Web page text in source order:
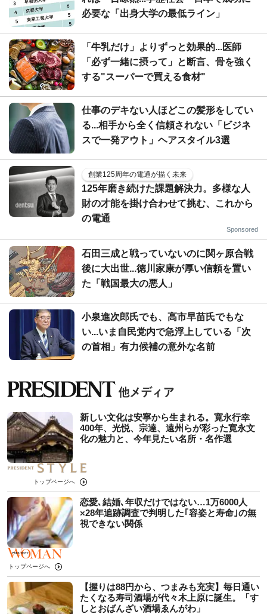
必要な「出身大学の最低ライン」
「牛乳だけ」よりずっと効果的...医師
「必ず一緒に摂って」と断言、骨を強く
する"スーパーで買える食材"
仕事のデキない人ほどこの髪形をしてい
る...相手から全く信頼されない「ビジネ
スで一発アウト」ヘアスタイル3選
創業125周年の電通が描く未来
125年磨き続けた課題解決力。多様な人
財の才能を掛け合わせて挑む、これから
の電通
Sponsored
石田三成と戦っていないのに関ヶ原合戦
後に大出世...徳川家康が厚い信頼を置い
た「戦国最大の悪人」
小泉進次郎氏でも、高市早苗氏でもな
い...いま自民党内で急浮上している「次
の首相」有力候補の意外な名前
新しい文化は安寧から生まれる。寛永行幸
400年、光悦、宗達、遠州らが彩った寛永文
化の魅力と、今年見たい名所・名作選
トップページへ
恋愛､結婚､年収だけではない…1万6000人
×28年追跡調査で判明した｢容姿と寿命｣の無
視できない関係
トップページへ
【握りは88円から、つまみも充実】毎日通い
たくなる寿司酒場が代々木上原に誕生。「す
しとおばんざい酒場ゑんがわ」